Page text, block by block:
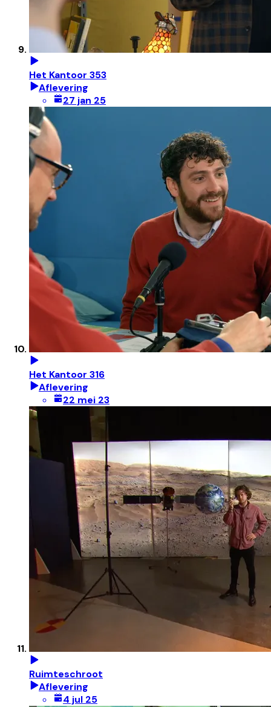
Het Kantoor 353
Aflevering
27 jan 25
Het Kantoor 316
Aflevering
22 mei 23
Ruimteschroot
Aflevering
4 jul 25